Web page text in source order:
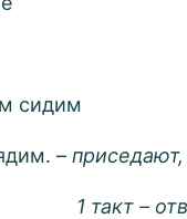
сидим
– приседают,